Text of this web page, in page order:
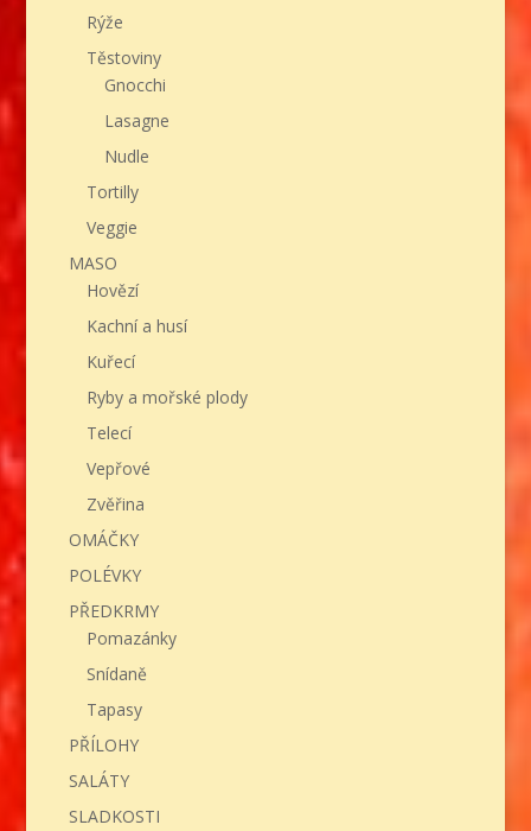
Rýže
Těstoviny
Gnocchi
Lasagne
Nudle
Tortilly
Veggie
MASO
Hovězí
Kachní a husí
Kuřecí
Ryby a mořské plody
Telecí
Vepřové
Zvěřina
OMÁČKY
POLÉVKY
PŘEDKRMY
Pomazánky
Snídaně
Tapasy
PŘÍLOHY
SALÁTY
SLADKOSTI